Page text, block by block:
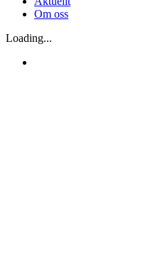
Om oss
Loading...